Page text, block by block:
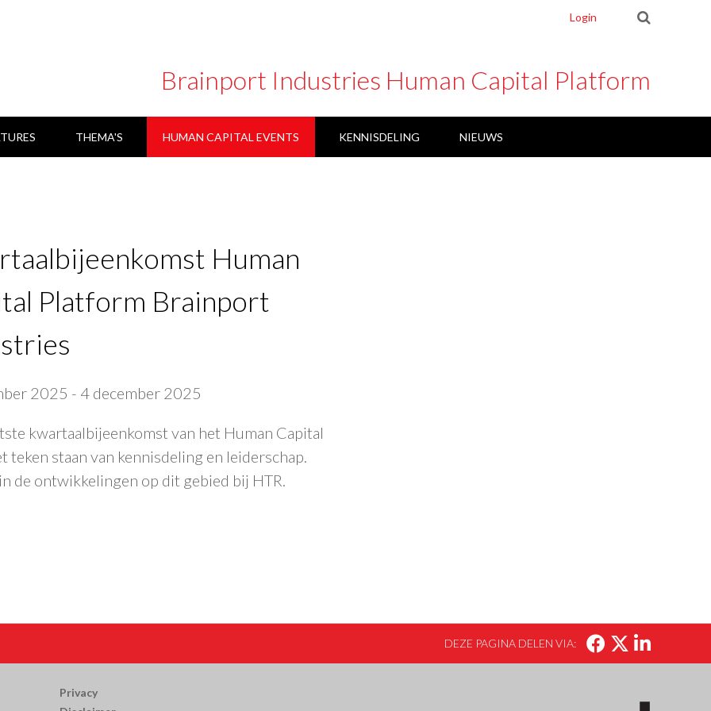
Login
Brainport Industries Human Capital Platform
THEMA'S HUMAN CAPITAL EVENTS KENNISDELING NIEUWS
Human
Platform Brainport
2025 - 4 december 2025
kwartaalbijeenkomst van het Human Capital
staan van kennisdeling en leiderschap.
de ontwikkelingen op dit gebied bij HTR.
DEZE PAGINA DELEN VIA:
Privacy